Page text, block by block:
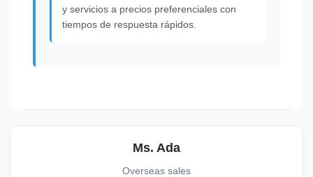
y servicios a precios preferenciales con
tiempos de respuesta rápidos.
Ms. Ada
Overseas sales